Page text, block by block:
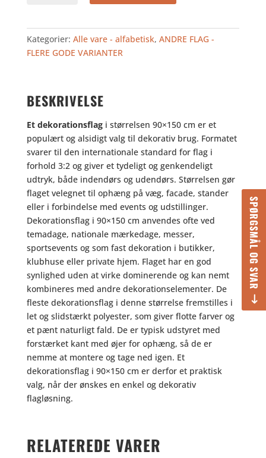
SPØRGSMÅL OG SVAR
antal
Kategorier: Alle vare - alfabetisk, ANDRE FLAG -
FLERE GODE VARIANTER
BESKRIVELSE
Et dekorationsflagi størrelsen 90×150 cm er et
populært og alsidigt valg til dekorativ brug. Formatet
svarer til den internationale standard for flag i
forhold 3:2 og giver et tydeligt og genkendeligt
udtryk, både indendørs og udendørs. Størrelsen gør
flaget velegnet til ophæng på væg, facade, stander
eller i forbindelse med events og udstillinger.
Dekorationsflag i 90×150 cm anvendes ofte ved
temadage, nationale mærkedage, messer,
sportsevents og som fast dekoration i butikker,
klubhuse eller private hjem. Flaget har en god
synlighed uden at virke dominerende og kan nemt
kombineres med andre dekorationselementer. De
fleste dekorationsflag i denne størrelse fremstilles i
let og slidstærkt polyester, som giver flotte farver og
et pænt naturligt fald. De er typisk udstyret med
forstærket kant med øjer for ophæng, så de er
nemme at montere og tage ned igen. Et
dekorationsflag i 90×150 cm er derfor et praktisk
valg, når der ønskes en enkel og dekorativ
flagløsning.
RELATEREDE VARER